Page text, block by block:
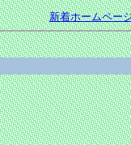
新着ホームペー